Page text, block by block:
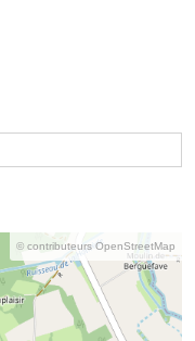
© contributeurs OpenStreetMap